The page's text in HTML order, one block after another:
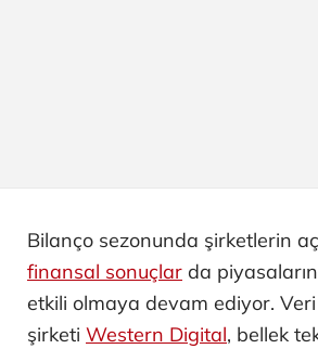
Bilanço sezonunda şirketlerin
finansal sonuçlar da
etkili olmaya devam ediyor.
şirketi Western Digital, bellek